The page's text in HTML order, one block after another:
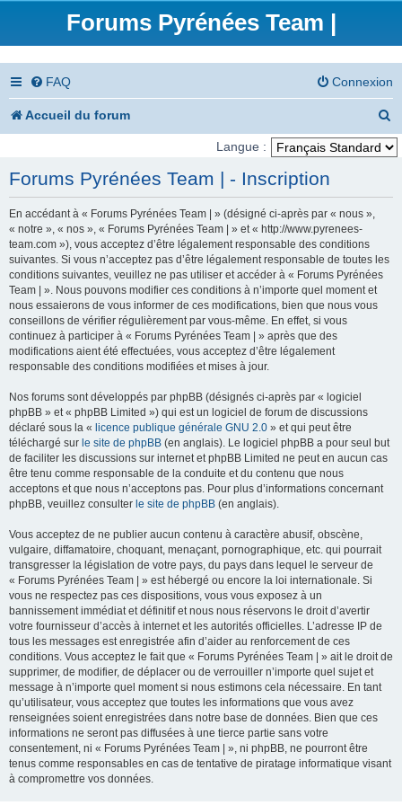
Forums Pyrénées Team |
FAQ Connexion
Accueil du forum
e
h
Langue :
Forums Pyrénées Team | - Inscription
En accédant à « Forums Pyrénées Team | » (désigné ci-après par « nous »,
« notre », « nos », « Forums Pyrénées Team | » et « http://www.pyrenees-
team.com »), vous acceptez d’être légalement responsable des conditions
suivantes. Si vous n’acceptez pas d’être légalement responsable de toutes les
conditions suivantes, veuillez ne pas utiliser et accéder à « Forums Pyrénées
Team | ». Nous pouvons modifier ces conditions à n’importe quel moment et
nous essaierons de vous informer de ces modifications, bien que nous vous
conseillons de vérifier régulièrement par vous-même. En effet, si vous
continuez à participer à « Forums Pyrénées Team | » après que des
modifications aient été effectuées, vous acceptez d’être légalement
responsable des conditions modifiées et mises à jour.
Nos forums sont développés par phpBB (désignés ci-après par « logiciel
phpBB » et « phpBB Limited ») qui est un logiciel de forum de discussions
déclaré sous la « licence publique générale GNU 2.0 » et qui peut être
téléchargé sur le site de phpBB (en anglais). Le logiciel phpBB a pour seul but
de faciliter les discussions sur internet et phpBB Limited ne peut en aucun cas
être tenu comme responsable de la conduite et du contenu que nous
acceptons et que nous n’acceptons pas. Pour plus d’informations concernant
phpBB, veuillez consulter le site de phpBB (en anglais).
Vous acceptez de ne publier aucun contenu à caractère abusif, obscène,
vulgaire, diffamatoire, choquant, menaçant, pornographique, etc. qui pourrait
transgresser la législation de votre pays, du pays dans lequel le serveur de
« Forums Pyrénées Team | » est hébergé ou encore la loi internationale. Si
vous ne respectez pas ces dispositions, vous vous exposez à un
bannissement immédiat et définitif et nous nous réservons le droit d’avertir
votre fournisseur d’accès à internet et les autorités officielles. L’adresse IP de
tous les messages est enregistrée afin d’aider au renforcement de ces
conditions. Vous acceptez le fait que « Forums Pyrénées Team | » ait le droit de
supprimer, de modifier, de déplacer ou de verrouiller n’importe quel sujet et
message à n’importe quel moment si nous estimons cela nécessaire. En tant
qu’utilisateur, vous acceptez que toutes les informations que vous avez
renseignées soient enregistrées dans notre base de données. Bien que ces
informations ne seront pas diffusées à une tierce partie sans votre
consentement, ni « Forums Pyrénées Team | », ni phpBB, ne pourront être
tenus comme responsables en cas de tentative de piratage informatique visant
à compromettre vos données.